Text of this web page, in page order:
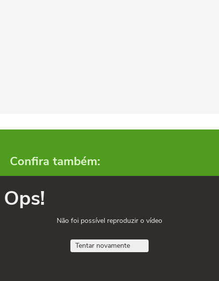
Confira também:
Ops!
Não foi possível reproduzir o vídeo
Tentar novamente